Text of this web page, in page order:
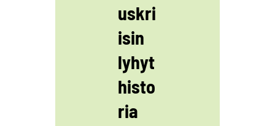
uskri
isin
lyhyt
histo
ria